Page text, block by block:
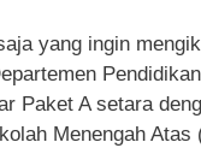
yang ingin
Paket A setara
Menengah Atas